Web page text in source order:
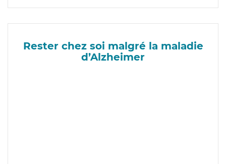
Rester chez soi malgré la maladie
d’Alzheimer